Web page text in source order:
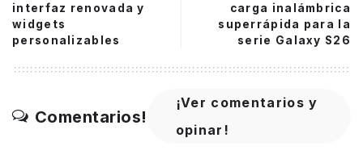
interfaz renovada y
widgets
personalizables
carga inalámbrica
superrápida para la
serie Galaxy S26
Comentarios!
¡Ver comentarios y
opinar!